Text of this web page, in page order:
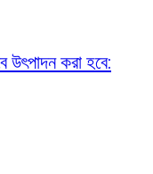
উৎপাদন করা হবে: